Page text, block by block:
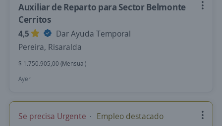
Auxiliar de Reparto para Sector Belmonte
Cerritos
4,5
Dar Ayuda Temporal
Pereira, Risaralda
$ 1.750.905,00 (Mensual)
Ayer
Se precisa Urgente Empleo destacado